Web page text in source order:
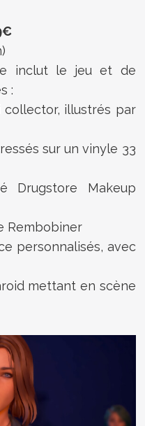
inclut le jeu et de
:
illustrés par
sur un vinyle 33
Drugstore Makeup
Rembobiner
personnalisés, avec
mettant en scène